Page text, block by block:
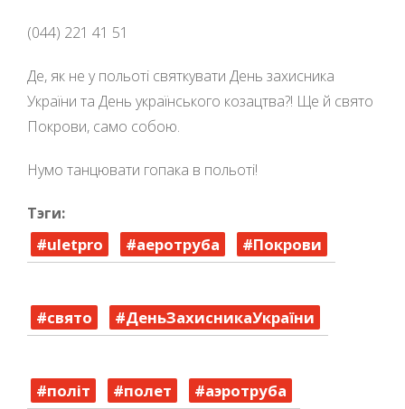
(044) 221 41 51
Де, як не у польоті святкувати День захисника
України та День українського козацтва?! Ще й свято
Покрови, само собою.
Нумо танцювати гопака в польоті!
Тэги:
#uletpro #аеротруба #Покрови
#свято #ДеньЗахисникаУкраїни
#політ #полет #аэротруба